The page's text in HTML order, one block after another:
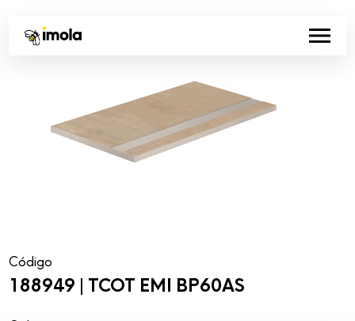
Código
188949 | TCOT EMI BP60AS